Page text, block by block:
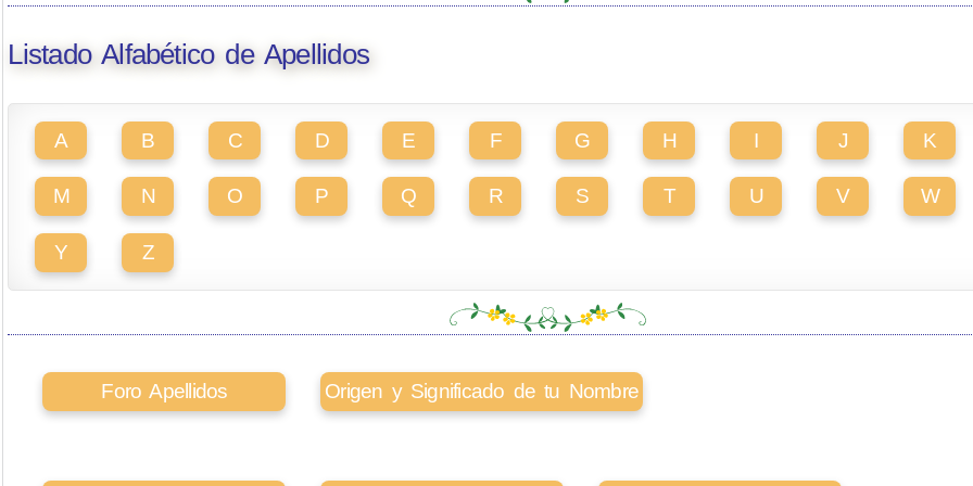
Listado Alfabético de Apellidos
A B C D E F G H I J K
M N O P Q R S T U V W
Y Z
Foro Apellidos Origen y Significado de tu Nombre